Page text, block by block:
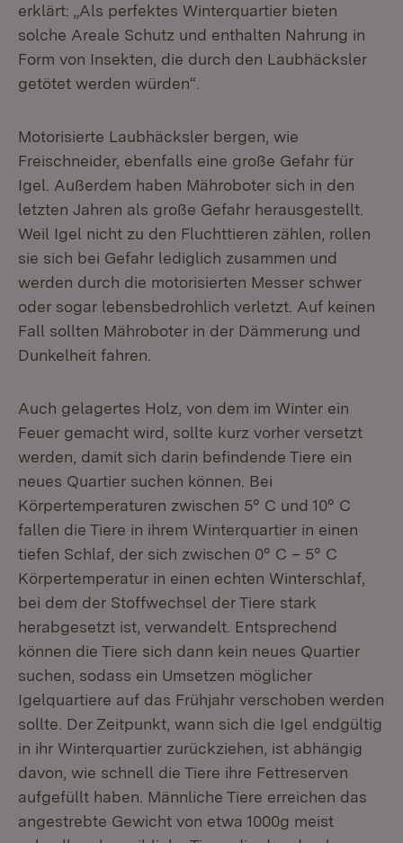
erklärt: „Als perfektes Winterquartier bieten
solche Areale Schutz und enthalten Nahrung in
Form von Insekten, die durch den Laubhäcksler
getötet werden würden“.
Motorisierte Laubhäcksler bergen, wie
Freischneider, ebenfalls eine große Gefahr für
Igel. Außerdem haben Mähroboter sich in den
letzten Jahren als große Gefahr herausgestellt.
Weil Igel nicht zu den Fluchttieren zählen, rollen
sie sich bei Gefahr lediglich zusammen und
werden durch die motorisierten Messer schwer
oder sogar lebensbedrohlich verletzt. Auf keinen
Fall sollten Mähroboter in der Dämmerung und
Dunkelheit fahren.
Auch gelagertes Holz, von dem im Winter ein
Feuer gemacht wird, sollte kurz vorher versetzt
werden, damit sich darin befindende Tiere ein
neues Quartier suchen können. Bei
Körpertemperaturen zwischen 5° C und 10° C
fallen die Tiere in ihrem Winterquartier in einen
tiefen Schlaf, der sich zwischen 0° C – 5° C
Körpertemperatur in einen echten Winterschlaf,
bei dem der Stoffwechsel der Tiere stark
herabgesetzt ist, verwandelt. Entsprechend
können die Tiere sich dann kein neues Quartier
suchen, sodass ein Umsetzen möglicher
Igelquartiere auf das Frühjahr verschoben werden
sollte. Der Zeitpunkt, wann sich die Igel endgültig
in ihr Winterquartier zurückziehen, ist abhängig
davon, wie schnell die Tiere ihre Fettreserven
aufgefüllt haben. Männliche Tiere erreichen das
angestrebte Gewicht von etwa 1000g meist